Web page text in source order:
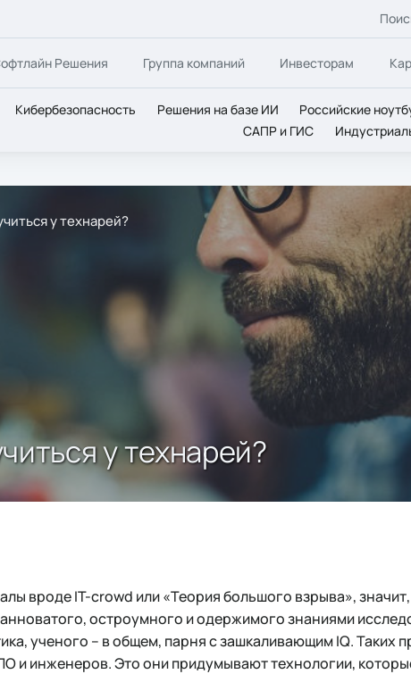
Решения Группа компаний Инвесторам
Кибербезопасность Решения на базе ИИ Российские
САПР и ГИС
у технарей?
у технарей?
вроде IT-crowd или «Теория большого взрыва»,
остроумного и одержимого знаниями
ученого – в общем, парня с зашкаливающим IQ. Таких
и инженеров. Это они придумывают технологии,